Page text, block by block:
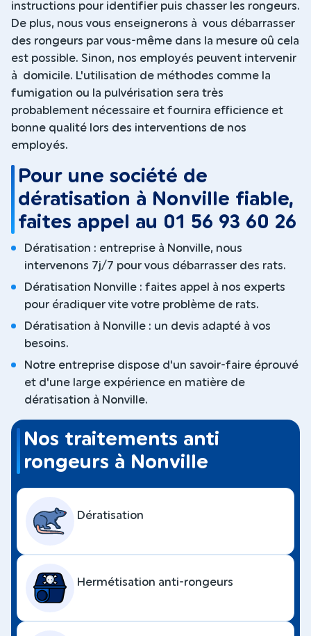
instructions pour identifier puis chasser les rongeurs.
De plus, nous vous enseignerons à vous débarrasser
des rongeurs par vous-même dans la mesure oû cela
est possible. Sinon, nos employés peuvent intervenir
à domicile. L'utilisation de méthodes comme la
fumigation ou la pulvérisation sera très
probablement nécessaire et fournira efficience et
bonne qualité lors des interventions de nos
employés.
Pour une société de
dératisation à Nonville fiable,
faites appel au 01 56 93 60 26
Dératisation : entreprise à Nonville, nous
intervenons 7j/7 pour vous débarrasser des rats.
Dératisation Nonville : faites appel à nos experts
pour éradiquer vite votre problème de rats.
Dératisation à Nonville : un devis adapté à vos
besoins.
Notre entreprise dispose d'un savoir-faire éprouvé
et d'une large expérience en matière de
dératisation à Nonville.
Nos traitements anti
rongeurs à Nonville
Dératisation
Hermétisation anti-rongeurs